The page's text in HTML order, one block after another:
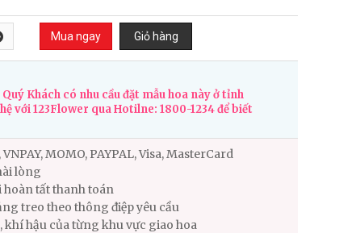
Khách có nhu cầu đặt mẫu hoa này ở tỉnh
với 123Flower qua Hotilne: 1800-1234 để biết
MOMO, PAYPAL, Visa, MasterCard
lòng
tất thanh toán
treo theo thông điệp yêu cầu
khí hậu của từng khu vực giao hoa